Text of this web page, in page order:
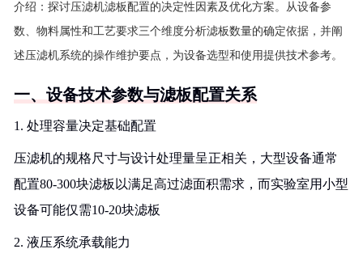
介绍： 探讨压滤机滤板配置的决定性因素及优化方案。从设备参
数、物料属性和工艺要求三个维度分析滤板数量的确定依据，并阐
述压滤机系统的操作维护要点，为设备选型和使用提供技术参考。
一、设备技术参数与滤板配置关系
1. 处理容量决定基础配置
压滤机的规格尺寸与设计处理量呈正相关，大型设备通常
配置80-300块滤板以满足高过滤面积需求，而实验室用小型
设备可能仅需10-20块滤板
2. 液压系统承载能力